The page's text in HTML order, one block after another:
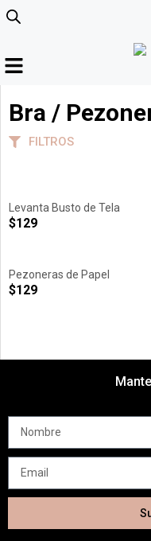
Bra /
FILTROS
Levanta Busto de Tela
$129
Pezoneras de Papel
$129